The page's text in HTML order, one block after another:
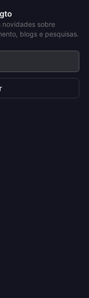
novidades sobre
blogs e pesquisas.